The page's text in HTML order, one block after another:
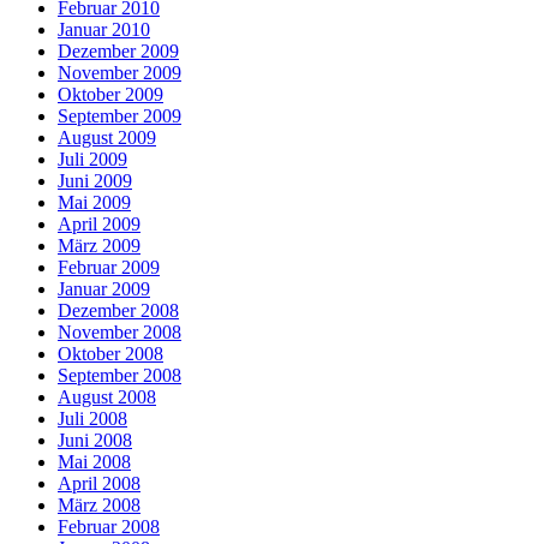
Februar 2010
Januar 2010
Dezember 2009
November 2009
Oktober 2009
September 2009
August 2009
Juli 2009
Juni 2009
Mai 2009
April 2009
März 2009
Februar 2009
Januar 2009
Dezember 2008
November 2008
Oktober 2008
September 2008
August 2008
Juli 2008
Juni 2008
Mai 2008
April 2008
März 2008
Februar 2008